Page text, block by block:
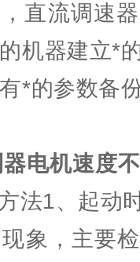
直流调速
机器建立*
*的参数备
电机速度
法1、起动
象，主要